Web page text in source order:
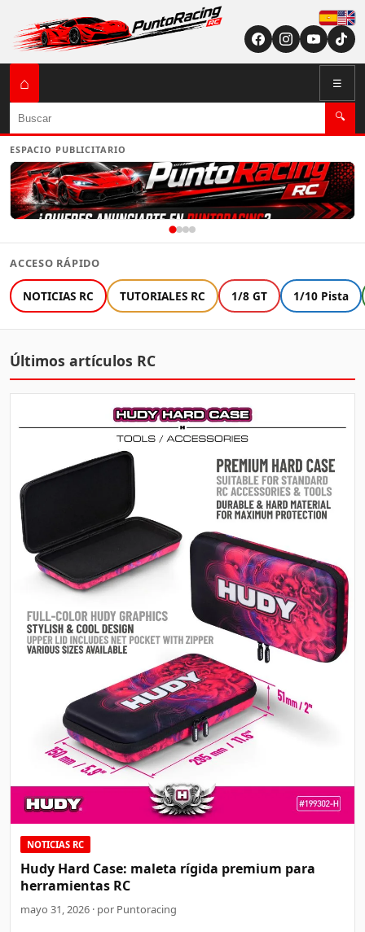
English (US /
⌂ ☰
Buscar 🔍
ESPACIO PUBLICITARIO
ACCESO RÁPIDO
NOTICIAS RC TUTORIALES RC 1/8 GT 1/10 Pista
Últimos artículos RC
NOTICIAS RC
Hudy Hard Case: maleta rígida premium para
herramientas RC
mayo 31, 2026 · por Puntoracing